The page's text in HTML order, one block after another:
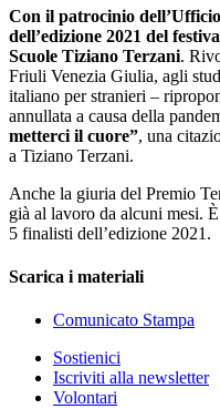
Con il patrocinio
dell’edizione 2021 del
Scuole Tiziano Terzani.
Friuli Venezia Giulia, agli
italiano per stranieri –
annullata a causa della
metterci il cuore”, una
a Tiziano Terzani.
Anche la giuria del Premio
già al lavoro da alcuni mesi.
5 finalisti dell’edizione 2021.
Scarica i materiali
Comunicato Stampa
Sostienici
Iscriviti alla newsletter
Volontari